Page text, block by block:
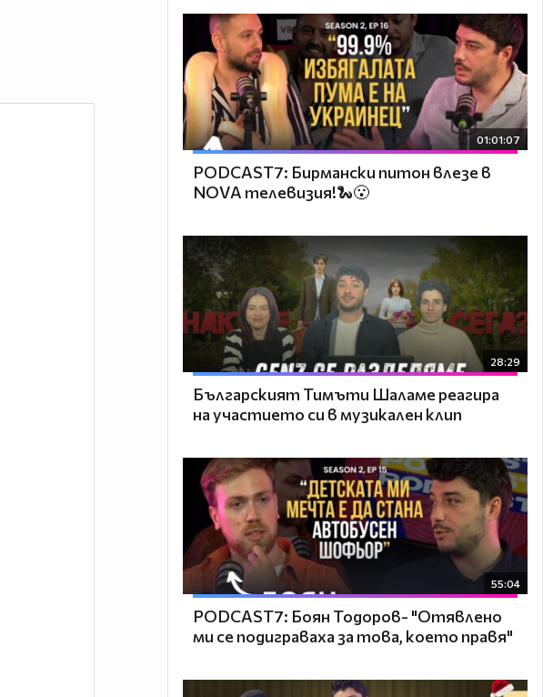
01:01:07
PODCAST7: Бирмански питон влезе в
NOVA телевизия!🐍😮
28:29
Българският Тимъти Шаламе реагира
на участието си в музикален клип
55:04
PODCAST7: ‪Боян Тодоров- "Отявлено
ми се подиграваха за това, което правя"